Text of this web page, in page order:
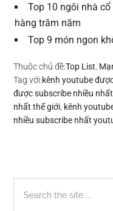
Top 10 ngôi nhà
hàng trăm năm
Top 9 món ngon
Thuộc chủ đề:Top List
Tag với:kênh youtube
được subscribe nhiều
nhất thế giới kênh
nhiều subscribe nhất
Sidebar
the